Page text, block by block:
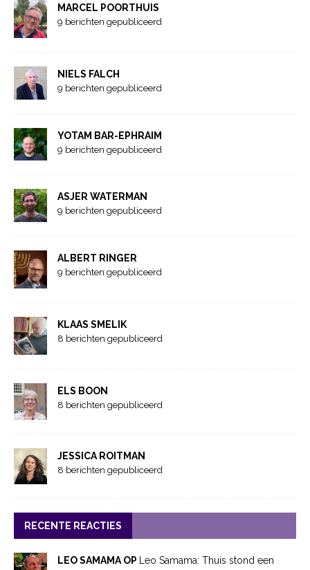
MARCEL POORTHUIS
9 berichten gepubliceerd
NIELS FALCH
9 berichten gepubliceerd
YOTAM BAR-EPHRAIM
9 berichten gepubliceerd
ASJER WATERMAN
9 berichten gepubliceerd
ALBERT RINGER
9 berichten gepubliceerd
KLAAS SMELIK
8 berichten gepubliceerd
ELS BOON
8 berichten gepubliceerd
JESSICA ROITMAN
8 berichten gepubliceerd
RECENTE REACTIES
LEO SAMAMA OP
Leo Samama: Thuis stond een